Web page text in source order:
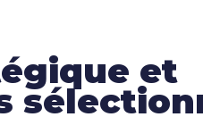
et